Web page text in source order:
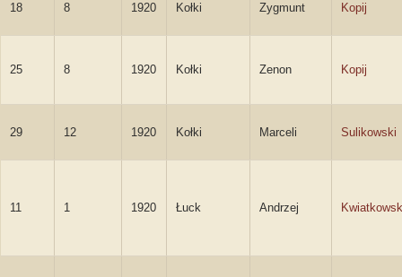
18 8 1920 Kołki Zygmunt Kopij
25 8 1920 Kołki Zenon Kopij
29 12 1920 Kołki Marceli Sulikowski
11 1 1920 Łuck Andrzej